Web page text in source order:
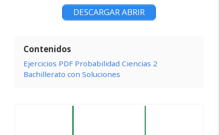
DESCARGAR ABRIR
Contenidos
Ejercicios PDF Probabilidad Ciencias 2
Bachillerato con Soluciones